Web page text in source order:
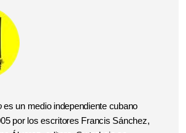
es un medio independiente cubano
por los escritores Francis Sánchez,